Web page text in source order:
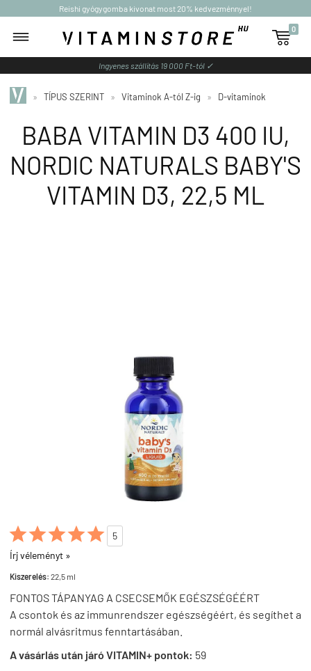
Reishi gyógygomba kivonat most 20% kedvezménnyel!

0
Ingyenes szállítás 19 000 Ft-tól ✓
» TÍPUS SZERINT » Vitaminok A-tól Z-ig » D-vitaminok
BABA VITAMIN D3 400 IU,
NORDIC NATURALS BABY'S
VITAMIN D3, 22,5 ML

5
Írj véleményt »
Kiszerelés: 22,5 ml
FONTOS TÁPANYAG A CSECSEMŐK EGÉSZSÉGÉÉRT
A csontok és az immunrendszer egészségéért, és segíthet a
normál alvásritmus fenntartásában.
A vásárlás után járó VITAMIN+ pontok: 59